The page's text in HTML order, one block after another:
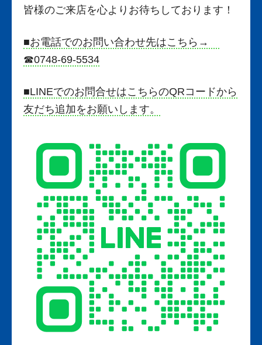
皆様のご来店を心よりお待ちしております！
■お電話でのお問い合わせ先はこちら→
☎0748-69-5534
■LINEでのお問合せはこちらのQRコードから
友だち追加をお願いします。